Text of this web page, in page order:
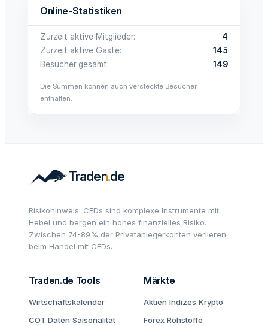
Online-Statistiken
Zurzeit aktive Mitglieder
4
Zurzeit aktive Gäste
145
Besucher gesamt
149
Die Summen können auch versteckte Besucher
enthalten.
Risikohinweis: CFDs sind komplexe Instrumente mit
Hebel und bergen ein hohes finanzielles Risiko.
Zwischen 74-89% der Privatanlegerkonten verlieren
beim Handel mit CFDs.
Traden.de Tools
Wirtschaftskalender
COT Daten Saisonalität
Märkte
Aktien Indizes Krypto
Forex Rohstoffe